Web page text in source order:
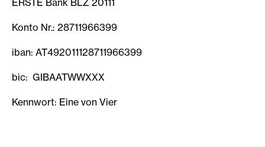
ERSTE Bank BLZ 20111
Konto Nr.: 28711966399
iban: AT492011128711966399
bic: GIBAATWWXXX
Kennwort: Eine von Vier